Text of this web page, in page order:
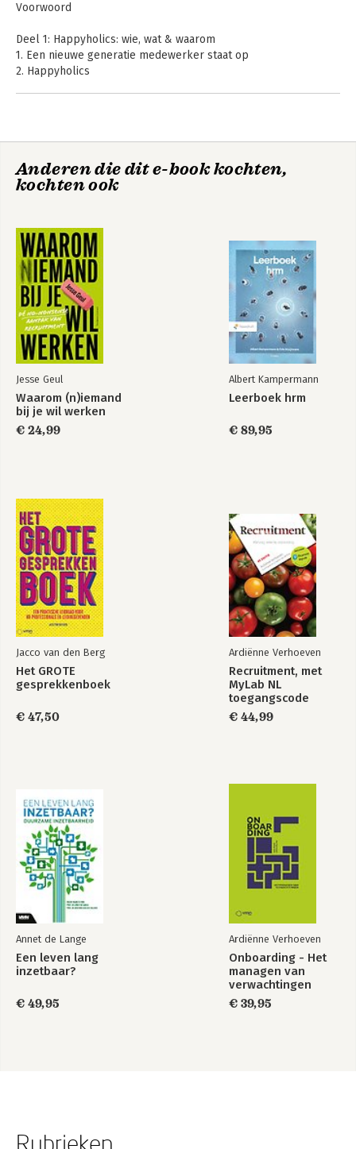
Voorwoord
Deel 1: Happyholics: wie, wat & waarom
1. Een nieuwe generatie medewerker staat op
2. Happyholics
6. Waardering
7. Vrijheid
Noten
Anderen die dit e-book kochten,
kochten ook
Jesse Geul
Waarom (n)iemand
bij je wil werken
€ 24,99
Albert Kampermann
Leerboek hrm
€ 89,95
Jacco van den Berg
Het GROTE
gesprekkenboek
€ 47,50
Ardiënne Verhoeven
Recruitment, met
MyLab NL
toegangscode
€ 44,99
Annet de Lange
Een leven lang
inzetbaar?
€ 49,95
Ardiënne Verhoeven
Onboarding - Het
managen van
verwachtingen
€ 39,95
Rubrieken